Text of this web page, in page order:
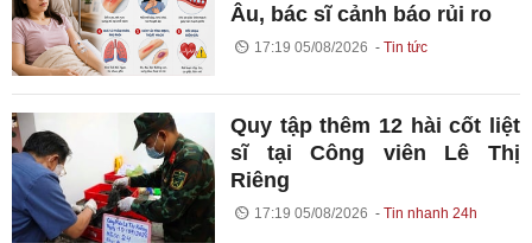
Âu, bác sĩ cảnh báo rủi ro
17:19 05/08/2026 Tin tức
Quy tập thêm 12 hài cốt liệt
sĩ tại Công viên Lê Thị
Riêng
17:19 05/08/2026 Tin nhanh 24h